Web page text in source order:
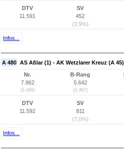
DTV
11.591
SV
452
(3,9%)
Infos...
A 480 AS Aßlar (1) - AK Wetzlarer Kreuz (A 45)
Nr.
7.962
(2.488)
B-Rang
5.642
(2.467)
DTV
11.592
SV
811
(7,0%)
Infos...